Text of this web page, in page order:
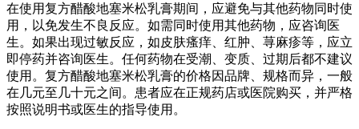
在使用复方醋酸地塞米松乳膏期间，应避免与其他药物同时使
用，以免发生不良反应。如需同时使用其他药物，应咨询医
生。如果出现过敏反应，如皮肤瘙痒、红肿、荨麻疹等，应立
即停药并咨询医生。任何药物在受潮、变质、过期后都不建议
使用。复方醋酸地塞米松乳膏的价格因品牌、规格而异，一般
在几元至几十元之间。患者应在正规药店或医院购买，并严格
按照说明书或医生的指导使用。